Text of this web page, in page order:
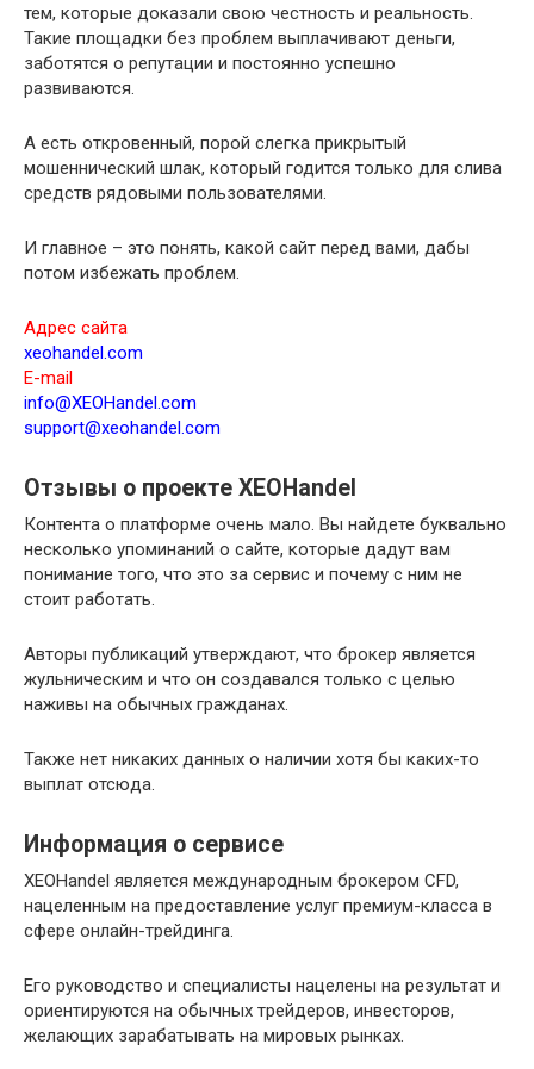
тем, которые доказали свою честность и реальность.
Такие площадки без проблем выплачивают деньги,
заботятся о репутации и постоянно успешно
развиваются.
А есть откровенный, порой слегка прикрытый
мошеннический шлак, который годится только для слива
средств рядовыми пользователями.
И главное – это понять, какой сайт перед вами, дабы
потом избежать проблем.
Адрес сайта
xeohandel.com
E-mail
info@XEOHandel.com
support@xeohandel.com
Отзывы о проекте XEOHandel
Контента о платформе очень мало. Вы найдете буквально
несколько упоминаний о сайте, которые дадут вам
понимание того, что это за сервис и почему с ним не
стоит работать.
Авторы публикаций утверждают, что брокер является
жульническим и что он создавался только с целью
наживы на обычных гражданах.
Также нет никаких данных о наличии хотя бы каких-то
выплат отсюда.
Информация о сервисе
XEOHandel является международным брокером CFD,
нацеленным на предоставление услуг премиум-класса в
сфере онлайн-трейдинга.
Его руководство и специалисты нацелены на результат и
ориентируются на обычных трейдеров, инвесторов,
желающих зарабатывать на мировых рынках.